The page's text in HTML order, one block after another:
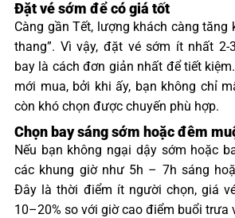
Đặt vé sớm để có giá tốt
Càng gần Tết, lượng khách càng tăng
thang”. Vì vậy, đặt vé sớm ít nhất
bay là cách đơn giản nhất để tiết
mới mua, bởi khi ấy, bạn không chỉ
còn khó chọn được chuyến phù hợp.
Chọn bay sáng sớm hoặc đêm
Nếu bạn không ngại dậy sớm hoặc
các khung giờ như 5h – 7h sáng
Đây là thời điểm ít người chọn, giá
10–20% so với giờ cao điểm buổi trưa